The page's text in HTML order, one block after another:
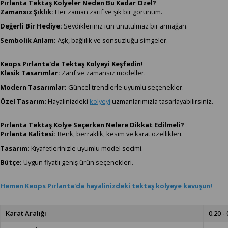
Pırlanta Tektaş Kolyeler Neden Bu Kadar Özel?
Zamansız Şıklık: Her zaman zarif ve şık bir görünüm.
Değerli Bir Hediye: Sevdikleriniz için unutulmaz bir armağan.
Sembolik Anlam: Aşk, bağlılık ve sonsuzluğu simgeler.
Keops Pırlanta'da Tektaş Kolyeyi Keşfedin!
Klasik Tasarımlar: Zarif ve zamansız modeller.
Modern Tasarımlar: Güncel trendlerle uyumlu seçenekler.
Özel Tasarım: Hayalinizdeki kolyeyi uzmanlarımızla tasarlayabilirsiniz.
Pırlanta Tektaş Kolye Seçerken Nelere Dikkat Edilmeli?
Pırlanta Kalitesi: Renk, berraklık, kesim ve karat özellikleri.
Tasarım: Kıyafetlerinizle uyumlu model seçimi.
Bütçe: Uygun fiyatlı geniş ürün seçenekleri.
Hemen Keops Pırlanta'da hayalinizdeki tektaş kolyeye kavuşun!
Karat Aralığı
0.20 -